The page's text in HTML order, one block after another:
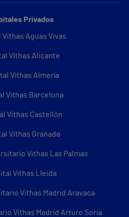
Privados
Vithas Aguas Vivas
Vithas Alicante
Vithas Almería
Vithas Barcelona
Vithas Castellón
Vithas Granada
Vithas Las Palmas
Vithas Lleida
Vithas Madrid Aravaca
Vithas Madrid Arturo Soria